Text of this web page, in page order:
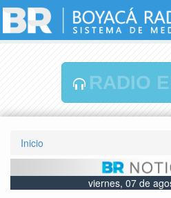
RADIO
Inicio
viernes, 07 de